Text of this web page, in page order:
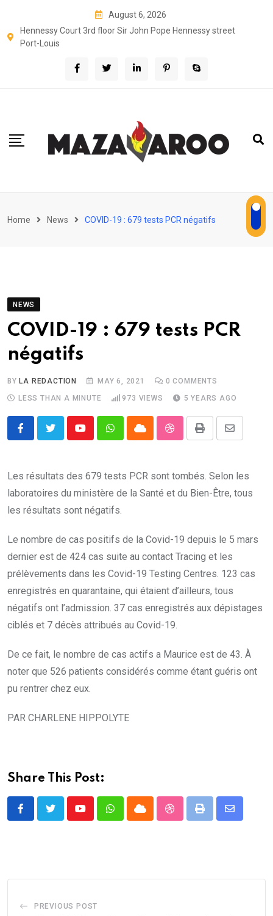
content
August 6, 2026
Hennessy Court 3rd floor Sir John Pope Hennessy street
Port-Louis
Home News COVID-19 : 679 tests PCR négatifs
NEWS
COVID-19 : 679 tests PCR
négatifs
BYLA REDACTION MAY 6, 2021 0 COMMENTS
LESS THAN A MINUTE
973 VIEWS 5 YEARS AGO
YoutubeWhatsappCloud StumbleUpon
Print
Share
Email
Les résultats des 679 tests PCR sont tombés. Selon les
laboratoires du ministère de la Santé et du Bien-Être, tous
les résultats sont négatifs.
Le nombre de cas positifs de la Covid-19 depuis le 5 mars
dernier est de 424 cas suite au contact Tracing et les
prélèvements dans les Covid-19 Testing Centres. 123 cas
enregistrés en quarantaine, qui étaient d’ailleurs, tous
négatifs ont l’admission. 37 cas enregistrés aux dépistages
ciblés et 7 décès attribués au Covid-19.
De ce fait, le nombre de cas actifs a Maurice est de 43. À
noter que 526 patients considérés comme étant guéris ont
pu rentrer chez eux.
PAR CHARLENE HIPPOLYTE
Share This Post:
YoutubeWhatsappCloud StumbleUpon
Print
Share
PREVIOUS POST